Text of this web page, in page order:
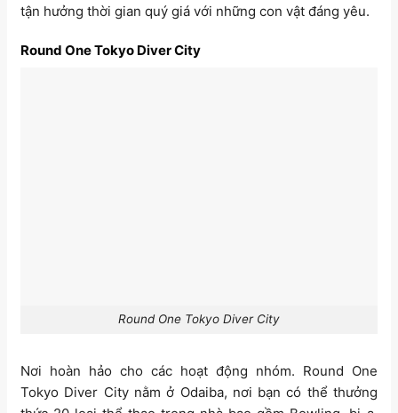
tận hưởng thời gian quý giá với những con vật đáng yêu.
Round One Tokyo Diver City
Round One Tokyo Diver City
Nơi hoàn hảo cho các hoạt động nhóm. Round One
Tokyo Diver City nằm ở Odaiba, nơi bạn có thể thưởng